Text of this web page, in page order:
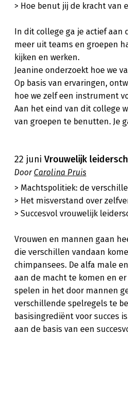
> Hoe benut jij de kracht van
In dit college ga je actief aan
meer uit teams en groepen
kijken en werken.
Jeanine onderzoekt hoe we
Op basis van ervaringen,
hoe we zelf een instrument
Aan het eind van dit college
van groepen te benutten. Je
22 juni Vrouwelijk
DoorCarolina Pruis
> Machtspolitiek: de
> Het misverstand over
> Succesvol vrouwelijk
Vrouwen en mannen gaan
die verschillen vandaan
chimpansees. De alfa male
aan de macht te komen en
spelen in het door mannen
verschillende spelregels te
basisingrediënt voor succes
aan de basis van een